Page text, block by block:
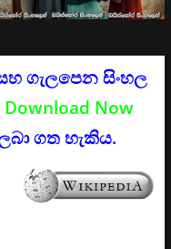
ගැලපෙන සිංහල
Download Now
ගත හැකිය.